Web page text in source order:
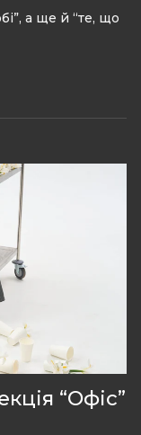
а ще й “те, що
“Офіс”